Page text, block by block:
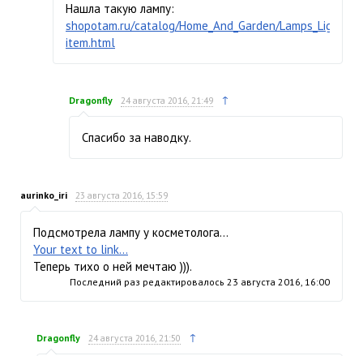
Нашла такую лампу:
shopotam.ru/catalog/Home_And_Garden/
item.html
Dragonfly 24 августа 2016, 21:49 ↑
Спасибо за наводку.
aurinko_iri 23 августа 2016, 15:59
Подсмотрела лампу у косметолога…
Your text to link...
Теперь тихо о ней мечтаю ))).
Последний раз редактировалось 23 августа 2016, 16:00
Dragonfly 24 августа 2016, 21:50 ↑